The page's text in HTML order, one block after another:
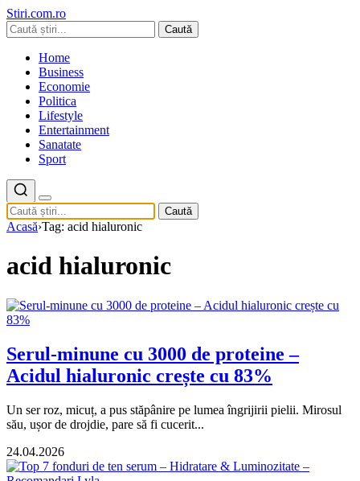
Stiri.com.ro
Caută
Home
Business
Economie
Politica
Lifestyle
Entertainment
Sanatate
Sport
Caută
Acasă›Tag: acid hialuronic
acid hialuronic
Serul-minune cu 3000 de proteine –
Acidul hialuronic crește cu 83%
Un ser roz, micuț, a pus stăpânire pe lumea îngrijirii pielii. Mirosul
său, ușor de drojdie, pare să fi cucerit...
24.04.2026